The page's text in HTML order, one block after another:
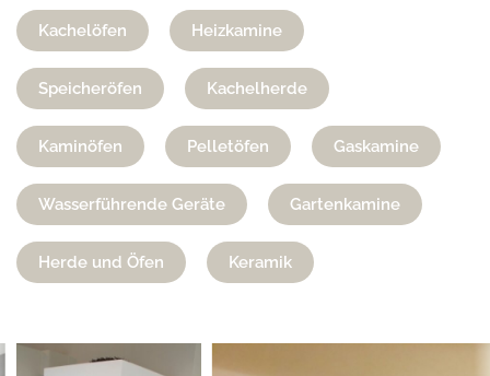
Kachelöfen Heizkamine
Speicheröfen Kachelherde
Kaminöfen Pelletöfen Gaskamine
Wasserführende Geräte Gartenkamine
Herde und Öfen Keramik